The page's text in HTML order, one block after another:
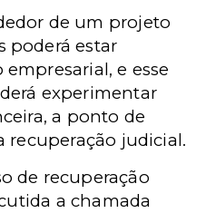
de um projeto
poderá estar
e esse
experimentar
a ponto de
recuperação judicial.
de recuperação
a chamada